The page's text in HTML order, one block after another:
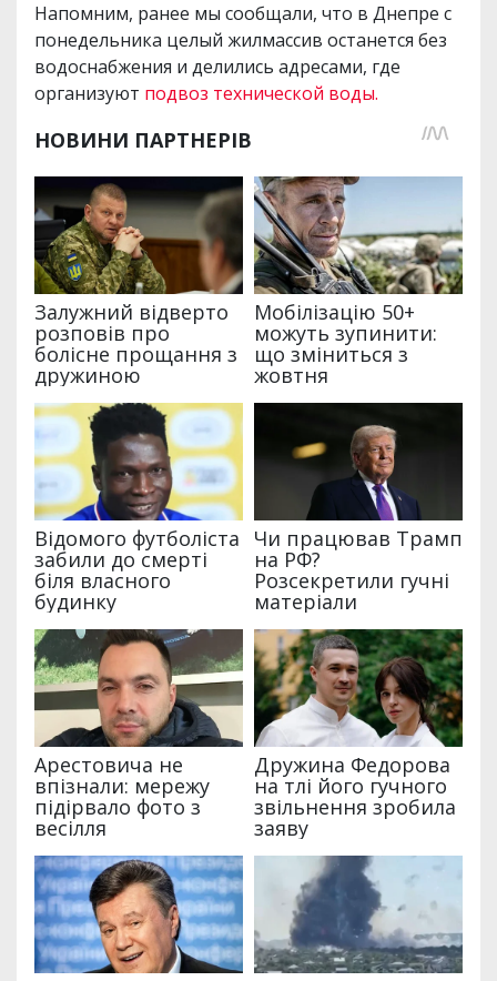
Напомним, ранее мы сообщали, что в Днепре с
понедельника целый жилмассив останется без
водоснабжения и делились адресами, где
организуют подвоз технической воды.